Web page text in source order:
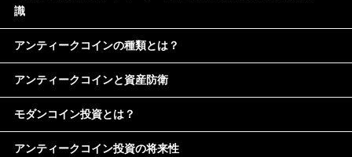
識
アンティークコインの種類とは？
アンティークコインと資産防衛
モダンコイン投資とは？
アンティークコイン投資の将来性